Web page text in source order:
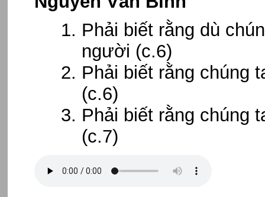
Phải biết rằng dù
người (c.6)
Phải biết rằng chúng
(c.6)
Phải biết rằng chúng
(c.7)